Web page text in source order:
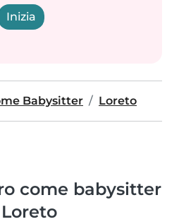
Inizia
Babysitter Loreto
come babysitter